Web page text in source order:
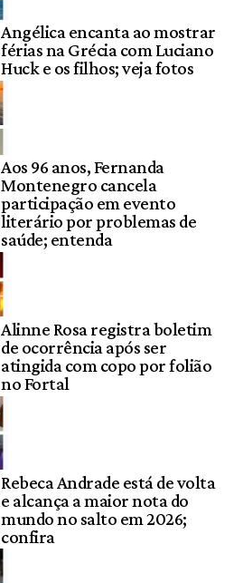
Angélica encanta ao mostrar
férias na Grécia com Luciano
Huck e os filhos; veja fotos
Aos 96 anos, Fernanda
Montenegro cancela
participação em evento
literário por problemas de
saúde; entenda
Alinne Rosa registra boletim
de ocorrência após ser
atingida com copo por folião
no Fortal
Rebeca Andrade está de volta
e alcança a maior nota do
mundo no salto em 2026;
confira